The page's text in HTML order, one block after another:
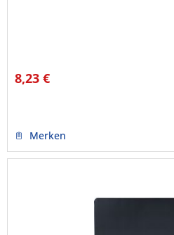
8,23 €
Merken